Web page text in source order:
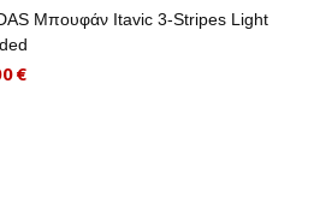
Μπουφάν Itavic 3-Stripes Light
€